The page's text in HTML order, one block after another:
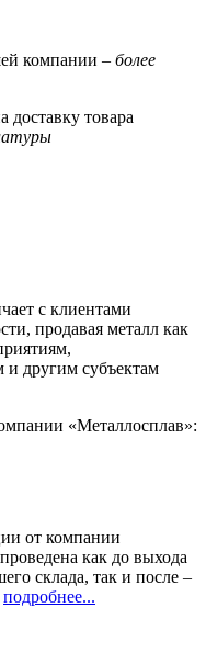
компании – более
доставку товара
с клиентами
продавая металл как
другим субъектам
«Металлосплав»:
от компании
как до выхода
склада, так и после –
подробнее...